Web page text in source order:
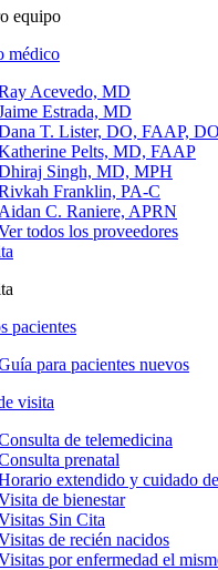
equipo
médico
Acevedo, MD
Estrada, MD
T. Lister, DO, FAAP,
Pelts, MD, FAAP
Singh, MD, MPH
Franklin, PA-C
Aidan C. Raniere, APRN
todos los proveedores
pacientes
para pacientes nuevos
visita
de telemedicina
prenatal
extendido y cuidado
de bienestar
Sin Cita
de recién nacidos
por enfermedad el